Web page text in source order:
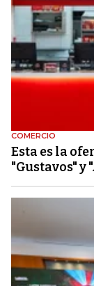
COMERCIO
Esta es la
"Gustavos" y